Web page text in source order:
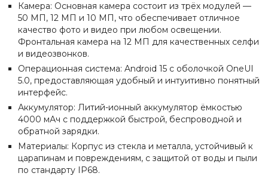
Камера: Основная камера состоит из трёх модулей —
50 МП, 12 МП и 10 МП, что обеспечивает отличное
качество фото и видео при любом освещении.
Фронтальная камера на 12 МП для качественных селфи
и видеозвонков.
Операционная система: Android 15 с оболочкой OneUI
5.0, предоставляющая удобный и интуитивно понятный
интерфейс.
Аккумулятор: Литий-ионный аккумулятор ёмкостью
4000 мАч с поддержкой быстрой, беспроводной и
обратной зарядки.
Материалы: Корпус из стекла и металла, устойчивый к
царапинам и повреждениям, с защитой от воды и пыли
по стандарту IP68.